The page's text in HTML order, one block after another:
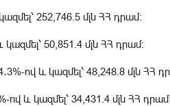
252,746.5 մլն ՀՀ դրամ։
50,851.4 մլն ՀՀ դրամ։
ով և կազմել՝ 48,248.8 մլն ՀՀ
ով և կազմել՝ 34,431.4 մլն ՀՀ դրամ։